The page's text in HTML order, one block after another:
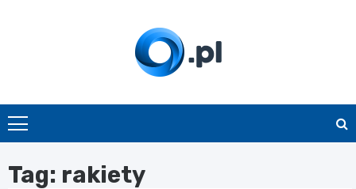
O.pl
Tag: rakiety